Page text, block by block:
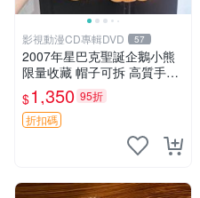
影視動漫CD專輯DVD 57
2007年星巴克聖誕企鵝小熊
限量收藏 帽子可拆 高質手感
超愛 聖誕限定 星巴克企鵝 小
熊杯墊
$1,350 95折
折扣碼